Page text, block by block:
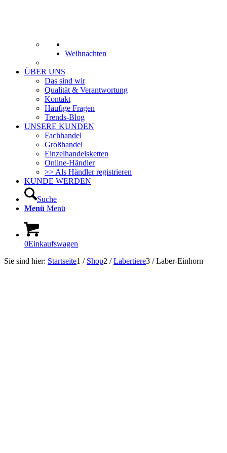
Weihnachten
ÜBER UNS
Das sind wir
Qualität & Verantwortung
Kontakt
Häufige Fragen
Trends-Blog
UNSERE KUNDEN
Fachhandel
Großhandel
Einzelhandelsketten
Online-Händler
>> Als Händler registrieren
KUNDE WERDEN
Suche
Menü Menü
0Einkaufswagen
Sie sind hier: Startseite1 / Shop2 / Labertiere3 / Laber-Einhorn